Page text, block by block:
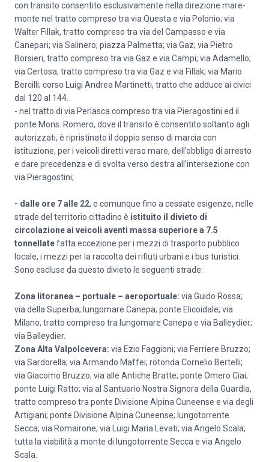
con transito consentito esclusivamente nella direzione mare-
monte nel tratto compreso tra via Questa e via Polonio; via
Walter Fillak, tratto compreso tra via del Campasso e via
Canepari; via Salinero; piazza Palmetta; via Gaz; via Pietro
Borsieri, tratto compreso tra via Gaz e via Campi; via Adamello;
via Certosa, tratto compreso tra via Gaz e via Fillak; via Mario
Bercilli; corso Luigi Andrea Martinetti, tratto che adduce ai civici
dal 120 al 144.
- nel tratto di via Perlasca compreso tra via Pieragostini ed il
ponte Mons. Romero, dove il transito è consentito soltanto agli
autorizzati, è ripristinato il doppio senso di marcia con
istituzione, per i veicoli diretti verso mare, dell’obbligo di arresto
e dare precedenza e di svolta verso destra all’intersezione con
via Pieragostini;
- dalle ore 7 alle 22, e comunque fino a cessate esigenze, nelle
strade del territorio cittadino è istituito il divieto di
circolazione ai veicoli aventi massa superiore a 7.5
tonnellatefatta eccezione per i mezzi di trasporto pubblico
locale, i mezzi per la raccolta dei rifiuti urbani e i bus turistici.
Sono escluse da questo divieto le seguenti strade:
Zona litoranea – portuale – aeroportuale: via Guido Rossa;
via della Superba; lungomare Canepa; ponte Elicoidale; via
Milano, tratto compreso tra lungomare Canepa e via Balleydier;
via Balleydier.
Zona Alta Valpolcevera: via Ezio Faggioni; via Ferriere Bruzzo;
via Sardorella; via Armando Maffei; rotonda Cornelio Bertelli;
via Giacomo Bruzzo; via alle Antiche Bratte; ponte Omero Ciai;
ponte Luigi Ratto; via al Santuario Nostra Signora della Guardia,
tratto compreso tra ponte Divisione Alpina Cuneense e via degli
Artigiani; ponte Divisione Alpina Cuneense; lungotorrente
Secca; via Romairone; via Luigi Maria Levati; via Angelo Scala;
tutta la viabilità a monte di lungotorrente Secca e via Angelo
Scala.